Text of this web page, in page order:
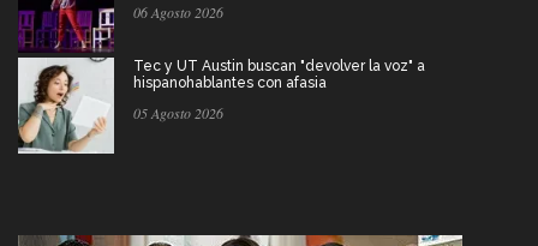
06 Agosto 2026
Tec y UT Austin buscan "devolver la voz" a
hispanohablantes con afasia
05 Agosto 2026